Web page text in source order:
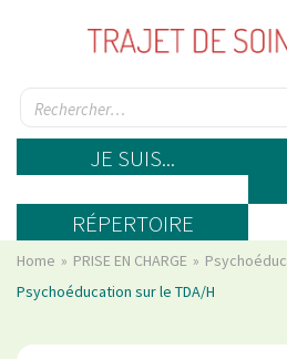
JE SUIS...
RÉPERTOIRE
Home PRISE EN CHARGE
Psychoéducation sur le TDA/H